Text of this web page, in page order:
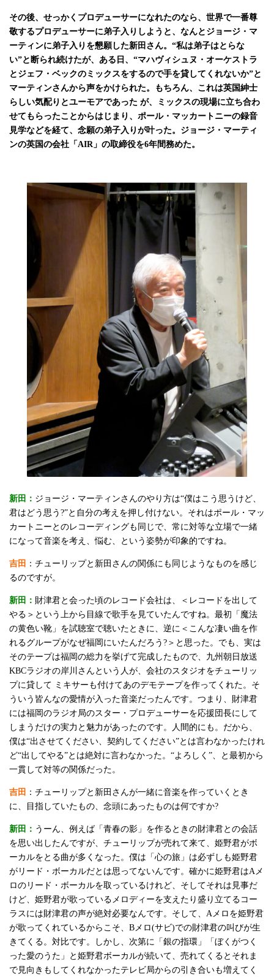
その後、せっかくプロデューサーになれたのなら、世界で一番尊
敬するプロデューサーに弟子入りしようと、なんとジョージ・マ
ーティンに弟子入りを懇願した新田さん。“私は弟子はとらな
い”と断られ続けたが、ある日、“マハヴィシュヌ・オーケストラ
とジェフ・ベックのミックスをするので手を貸してくれないか”と
マーティンさんから声をかけられた。もちろん、これは英国紳士
らしい気配りとユーモアであった が、ミックスの現場に立ち合わ
せてもらったことからはじまり、ポール・マッカートニーの録音
見学などを経て、念願の弟子入りが叶った。ジョージ・マーティ
ンの英国の会社「AIR」の取締役を6年間務めた。
新田： ジョージ・マーティンさんのやり方は“僕はこう思うけど、
君はどう思う?”と自分の考えを押し付けない。それはポール・マッ
カートニーとのレコーディングも同じで、常に対等な立場で一緒
になって音楽を考え、悩む、という姿勢が印象的ですね。
吉田 ：チューリップと新田さんの関係にも同じようなものを感じ
るのですが。
新田： 財津君と会った頃のレコード会社は、＜レコードを出して
やる＞という上から目線で歌手を見ていたんですね。最初「魔法
の黄色い靴」を試聴室で聴いたときに、逆に＜こんな凄い曲を作
れるグループがなぜ福岡にいたんだろう?＞と思った。でも、実は
そのテープは福岡の総力を挙げて完成したもので、九州朝日放送
KBCラジオの岸川さんという人が、会社のスタジオをチューリッ
プに貸して ミキサーも付けてあのデモテープを作ってくれた。そ
ういう皆んなの愛情が入った音楽だったんです。つまり、財津君
には福岡のラジオ局のスター・プロデューサーを応援団長にして
しまうだけの実力と魅力があったのです。人間的にも。だから、
僕は“出させてください、契約してください”とは言わなかったけれ
ど“出してやる”とは絶対に言わなかった。“よろしく”、と最初から
一貫して対等の関係だった。
吉田 ：チューリップと新田さんが一緒に音楽を作っていくとき
に、目指していたもの、念頭にあったものは何ですか?
新田： うーん、例えば「青春の影」を作るときの財津君との会話
を思い出したんですが、チューリップが売れて来て、姫野君がボ
ーカルをとる曲が多くなった。僕は「心の旅」は必ずしも姫野君
がリード・ボーカルだとは思ってないんです。確かに姫野君はAメ
ロのリード・ボーカルを取っているけれど、そしてそれは見事だ
けど、姫野君が歌っているメロディーを支えたり盛り立てるコー
ラスには財津君の声が絶対必要なんです。そして、Aメロを姫野君
が歌ってくれているからこそ、Bメロ(サビ)での財津君の叫びが生
きてくる。対比です。しかし、次第に「銀の指環」「ぼくがつく
った愛のうた」と姫野君ボーカルが続いて、売れてくるとそれま
で見向きもしてくれなかったテレビ局からの引き合いも増えてく